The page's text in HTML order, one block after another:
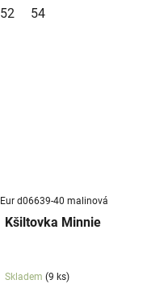
52 54
Eur d06639-40 malinová
Kšiltovka Minnie
Skladem (9 ks)